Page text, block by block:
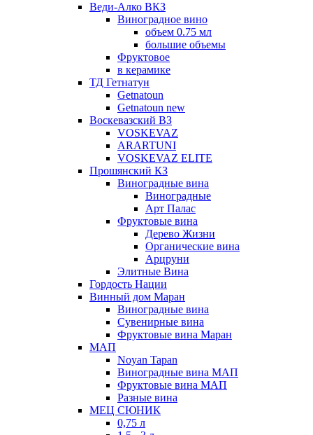
Веди-Алко ВКЗ
Виноградное вино
объем 0.75 мл
большие объемы
Фруктовое
в керамике
ТД Гетнатун
Getnatoun
Getnatoun new
Воскевазский ВЗ
VOSKEVAZ
ARARTUNI
VOSKEVAZ ELITE
Прошянский КЗ
Виноградные вина
Виноградные
Арт Палас
Фруктовые вина
Дерево Жизни
Органические вина
Арцруни
Элитные Вина
Гордость Нации
Винный дом Маран
Виноградные вина
Сувенирные вина
Фруктовые вина Маран
МАП
Noyan Tapan
Виноградные вина МАП
Фруктовые вина МАП
Разные вина
МЕЦ СЮНИК
0,75 л